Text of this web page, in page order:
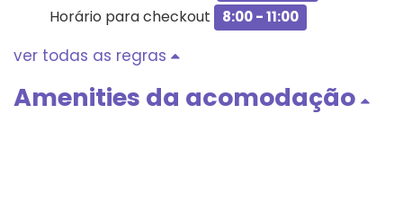
Horário para checkout 8:00 - 11:00
ver todas as regras
Amenities da acomodação